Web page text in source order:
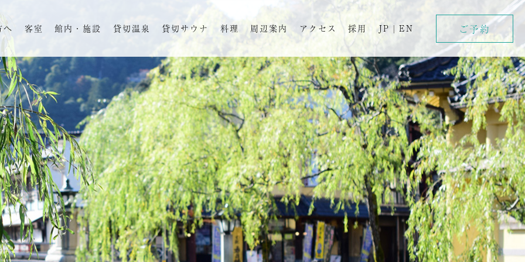
へ 客室 館内・施設 貸切温泉 貸切サウナ 料理 周辺案内 アクセス 採用 JP | EN ご予約